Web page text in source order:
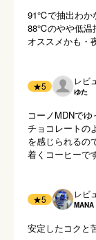
91℃で抽出わか
88℃のやや低温
オススメかも・
★5 レビ
ゆた
コーノMDNで
チョコレートの
を感じられるの
着くコーヒーで
★5 レビ
MANA
安定したコクと